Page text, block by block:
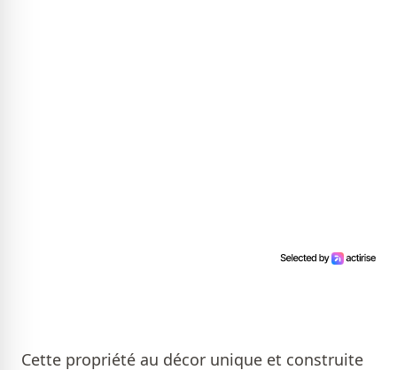
Cette propriété au décor unique et construite